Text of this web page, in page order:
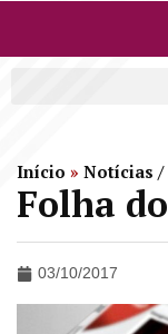
Início » Notícias /
Folha
03/10/2017